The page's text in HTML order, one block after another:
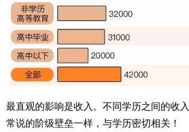
最直观的影响是收入。不同学历之间的收
常说的阶级壁垒一样，与学历密切相关！